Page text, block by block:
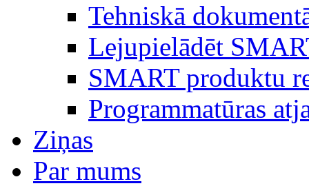
Tehniskā
Lejupielādēt
SMART produktu
Programmatūras
Ziņas
Par mums